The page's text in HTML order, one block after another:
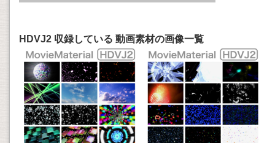
HDVJ2 収録している 動画素材の画像一覧